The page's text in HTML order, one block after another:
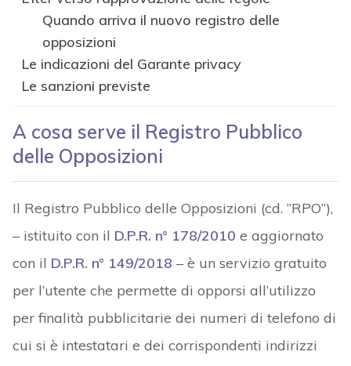
Quando arriva il nuovo registro delle
opposizioni
Le indicazioni del Garante privacy
Le sanzioni previste
A cosa serve il Registro Pubblico
delle Opposizioni
Il Registro Pubblico delle Opposizioni (cd. ”RPO”),
– istituito con il D.P.R. n° 178/2010 e aggiornato
con il D.P.R. n° 149/2018 – è un servizio gratuito
per l’utente che permette di opporsi all’utilizzo
per finalità pubblicitarie dei numeri di telefono di
cui si è intestatari e dei corrispondenti indirizzi